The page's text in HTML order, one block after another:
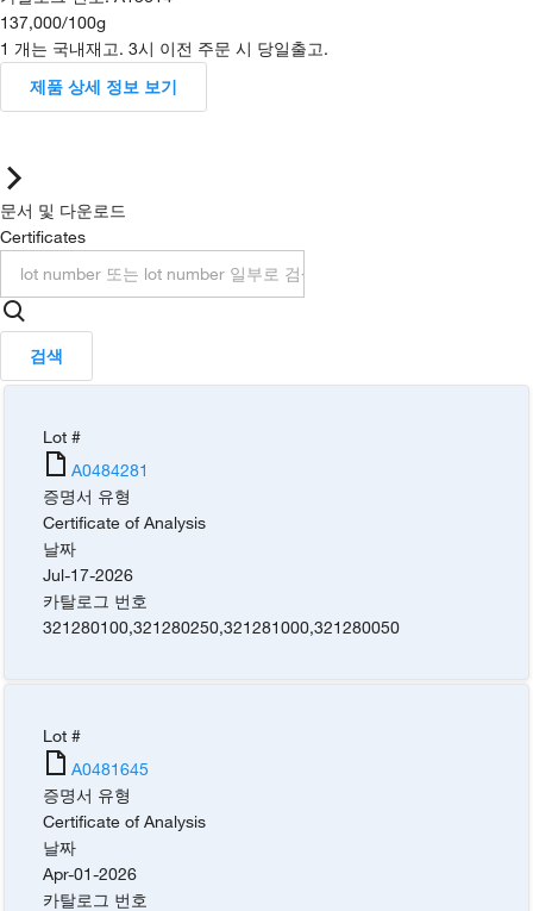
137,000/100g
1 개는 국내재고. 3시 이전 주문 시 당일출고.
제품 상세 정보 보기
문서 및 다운로드
Certificates
검색
Lot #
A0484281
증명서 유형
Certificate of Analysis
날짜
Jul-17-2026
카탈로그 번호
321280100,321280250,321281000,321280050
Lot #
A0481645
증명서 유형
Certificate of Analysis
날짜
Apr-01-2026
카탈로그 번호